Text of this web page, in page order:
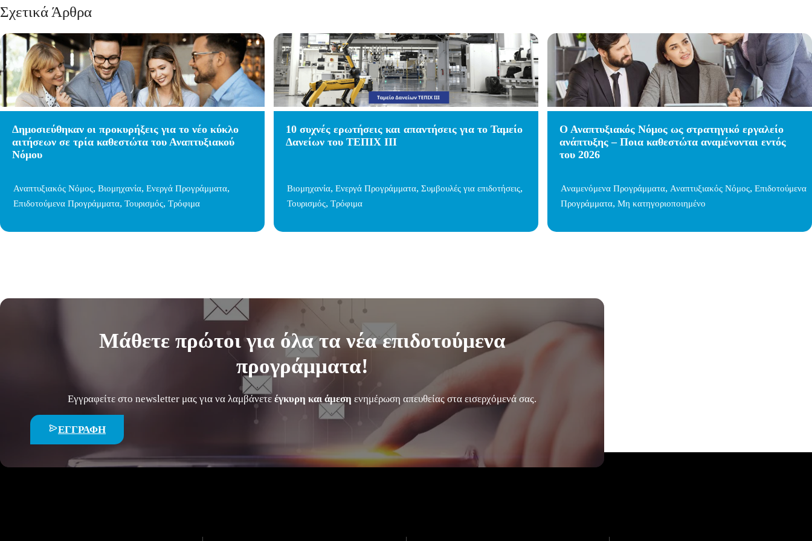
Σχετικά Άρθρα
Δημοσιεύθηκαν οι προκυρήξεις για το νέο κύκλο
αιτήσεων σε τρία καθεστώτα του Αναπτυξιακού
Νόμου
Αναπτυξιακός Νόμος, Βιομηχανία, Ενεργά Προγράμματα,
Επιδοτούμενα Προγράμματα, Τουρισμός, Τρόφιμα
10 συχνές ερωτήσεις και απαντήσεις για το Ταμείο
Δανείων του ΤΕΠΙΧ ΙΙΙ
Βιομηχανία, Ενεργά Προγράμματα, Συμβουλές για επιδοτήσεις,
Τουρισμός, Τρόφιμα
Ο Αναπτυξιακός Νόμος ως στρατηγικό εργαλείο
ανάπτυξης – Ποια καθεστώτα αναμένονται εντός
του 2026
Αναμενόμενα Προγράμματα, Αναπτυξιακός Νόμος, Επιδοτούμενα
Προγράμματα, Μη κατηγοριοποιημένο
Μάθετε πρώτοιγια όλα τα νέα επιδοτούμενα
προγράμματα!
Εγγραφείτε στο newsletter μας για να λαμβάνετε έγκυρη και άμεση ενημέρωση απευθείας στα εισερχόμενά σας.
ΕΓΓΡΑΦΗ